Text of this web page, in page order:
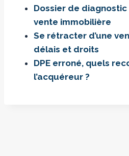
Dossier de
vente immobilière
Se rétracter d’une
délais et droits
DPE erroné, quels
l’acquéreur ?